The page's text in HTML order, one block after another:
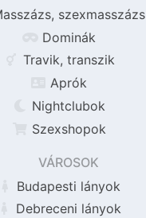
szexmasszázs
Dominák
Travik, transzik
Aprók
Nightclubok
Szexshopok
VÁROSOK
Budapesti lányok
Debreceni lányok